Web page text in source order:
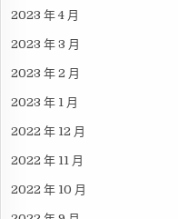
2023 年 4 月
2023 年 3 月
2023 年 2 月
2023 年 1 月
2022 年 12 月
2022 年 11 月
2022 年 10 月